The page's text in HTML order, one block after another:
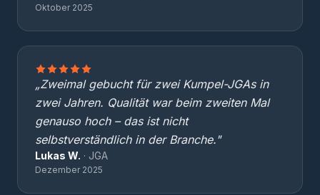
Oktober 2025
„Zweimal gebucht für zwei Kumpel-JGAs in
zwei Jahren. Qualität war beim zweiten Mal
genauso hoch – das ist nicht
selbstverständlich in der Branche."
Lukas W. · JGA
Dezember 2025